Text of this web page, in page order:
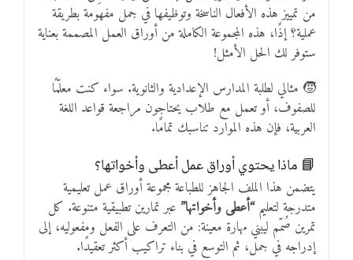
من تمييز هذه الأفعال الناسخة وتوظيفها في جمل مفهومة بطريقة
عملية؟ إذًا، هذه المجموعة الكاملة من أوراق العمل المصممة بعناية
ستوفر لك الحل الأمثل!
🧒 مثالي لطلبة المدارس الإعدادية والثانوية. سواء كنت معلّمًا
للصفوف، أو تعمل مع طلاب يحتاجون مراجعة قواعد اللغة
العربية، فإن هذه الموارد تناسبك تمامًا.
📘 ماذا يحتوي أوراق عمل أعطى وأخواتها؟
يتضمن هذا الملف الجاهز للطباعة مجموعة أوراق عمل تعليمية
متدرجة لتعليم“أعطى وأخواتها”عبر تمارين تطبيقية متنوعة. كل
تمرين صُمّم ليبني مهارة معينة: من التعرف على الفعل ومفعوليه، إلى
إدراجه في جمل، ثم التوسع في بناء تراكيب أكثر تعقيدًا.